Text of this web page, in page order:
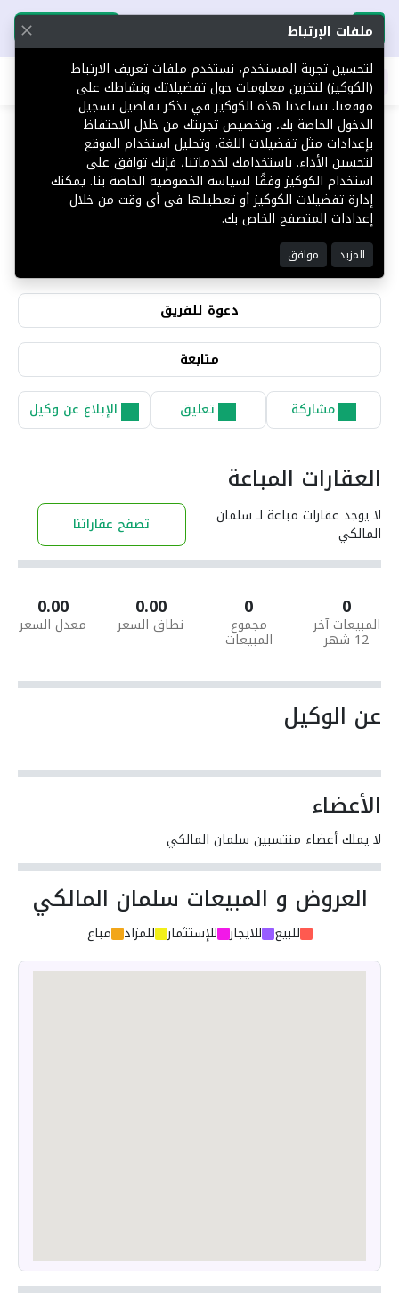
تحميل التطبيق تحميل التطبيق
اطلب عقارك
سلمان المالكي
0
التقييمات
دعوة للفريق
متابعة
مشاركة تعليق الإبلاغ عن وكيل
العقارات المباعة
لا يوجد عقارات مباعة لـ سلمان
المالكي تصفح عقاراتنا
0
المبيعات آخر
12 شهر
0
مجموع
المبيعات
0.00
نطاق السعر
0.00
معدل السعر
عن الوكيل
الأعضاء
لا يملك أعضاء منتسبين سلمان المالكي
العروض و المبيعات سلمان المالكي
للبيع للايجار للإستثمار للمزاد مباع
ملفات الإرتباط
لتحسين تجربة المستخدم، نستخدم ملفات تعريف الارتباط
(الكوكيز) لتخزين معلومات حول تفضيلاتك ونشاطك على
موقعنا. تساعدنا هذه الكوكيز في تذكر تفاصيل تسجيل
الدخول الخاصة بك، وتخصيص تجربتك من خلال الاحتفاظ
بإعدادات مثل تفضيلات اللغة، وتحليل استخدام الموقع
لتحسين الأداء. باستخدامك لخدماتنا، فإنك توافق على
استخدام الكوكيز وفقًا لسياسة الخصوصية الخاصة بنا. يمكنك
إدارة تفضيلات الكوكيز أو تعطيلها في أي وقت من خلال
إعدادات المتصفح الخاص بك.
المزيد موافق